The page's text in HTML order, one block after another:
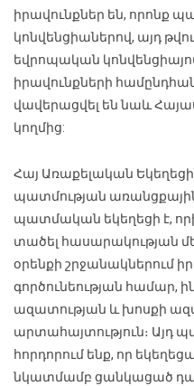
իրավունքներ են, որոնք
կոնվենցիաներով, այդ
եվրոպական
իրավունքների
վավերացվել են նաև
կողմից:
Հայ Առաքելական
պատմության առանցքային
պատմական եկեղեցի է,
տածել հասարակության
օրենքի շրջանակներում
գործունեության համար,
ազատության և խոսքի
արտահայտություն։ Այդ
հորդորում ենք, որ
նկատմամբ ցանկացած